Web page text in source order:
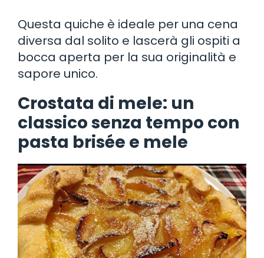
Questa quiche è ideale per una cena
diversa dal solito e lascerà gli ospiti a
bocca aperta per la sua originalità e
sapore unico.
Crostata di mele: un
classico senza tempo con
pasta brisée e mele